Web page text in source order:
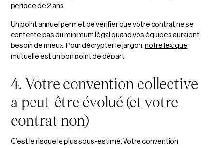
période de 2 ans.
Un point annuel permet de vérifier que votre contrat ne se
contente pas du minimum légal quand vos équipes auraient
besoin de mieux. Pour décrypter le jargon,notre lexique
mutuelle est un bon point de départ.
4. Votre convention collective
a peut-être évolué (et votre
contrat non)
C’est le risque le plus sous-estimé. Votre convention